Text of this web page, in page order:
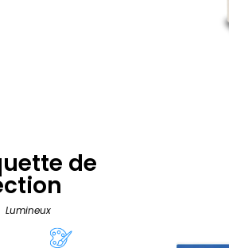
de
Lumineux